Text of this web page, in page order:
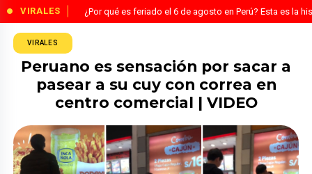
VIRALES ¿Por qué es feriado el 6 de agosto en Perú? Esta es la
VIRALES
Peruano es sensación por sacar a
pasear a su cuy con correa en
centro comercial | VIDEO